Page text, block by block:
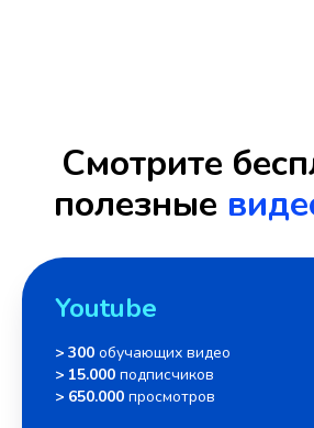
Смотрите
полезные
Youtube
> 300 обучающих видео
> 15.000 подписчиков
> 650.000 просмотров